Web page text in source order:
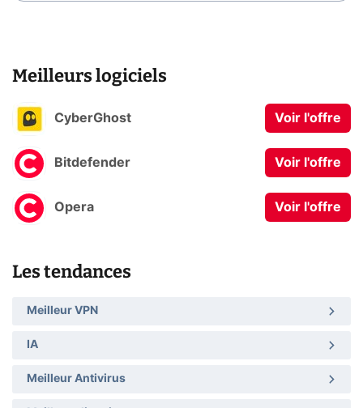
Meilleurs logiciels
CyberGhost Voir l'offre
Bitdefender Voir l'offre
Opera Voir l'offre
Les tendances
Meilleur VPN
IA
Meilleur Antivirus